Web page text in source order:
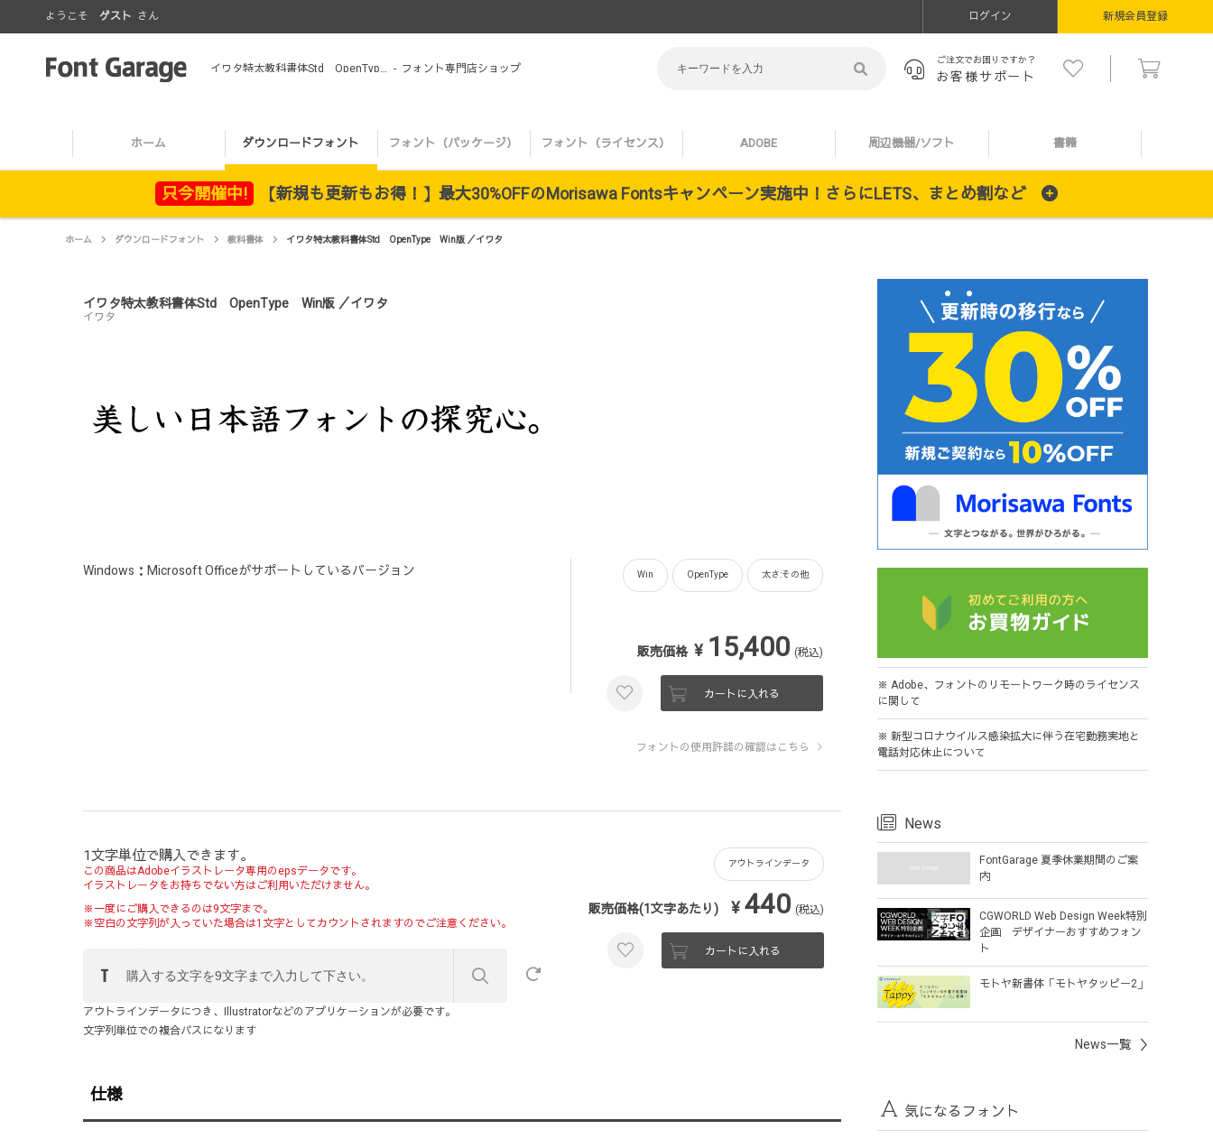
ようこそ ゲスト さん ログイン 新規会員登録
イワタ特太教科書体Std OpenType Win版 ／イワタ - フォント専門店ショップ ご注文でお困りですか？
お客様サポート
ホーム ダウンロードフォント フォント（パッケージ） フォント（ライセンス） ADOBE 周辺機器/ソフト 書籍
只今開催中! 【新規も更新もお得！】最大30%OFFのMorisawa Fontsキャンペーン実施中！さらにLETS、まとめ割など
ホーム ダウンロードフォント 教科書体 イワタ特太教科書体Std OpenType Win版 ／イワタ
イワタ特太教科書体Std OpenType Win版 ／イワタ
イワタ
Windows：Microsoft Officeがサポートしているバージョン Win OpenType 太さ:その他
販売価格 ¥ 15,400 (税込)
カートに入れる
フォントの使用許諾の確認はこちら
1文字単位で購入できます。
この商品はAdobeイラストレータ専用のepsデータです。
イラストレータをお持ちでない方はご利用いただけません。
※一度にご購入できるのは9文字まで。
※空白の文字列が入っていた場合は1文字としてカウントされますのでご注意ください。
アウトラインデータにつき、Illustratorなどのアプリケーションが必要です。
文字列単位での複合パスになります
アウトラインデータ
販売価格(1文字あたり) ¥ 440 (税込)
カートに入れる
仕様
※ Adobe、フォントのリモートワーク時のライセンス
に関して
※ 新型コロナウイルス感染拡大に伴う在宅勤務実地と
電話対応休止について
News
FontGarage 夏季休業期間のご案
内
CGWORLD Web Design Week特別
企画 デザイナーおすすめフォン
ト
モトヤ新書体「モトヤタッピー2」
News一覧
気になるフォント